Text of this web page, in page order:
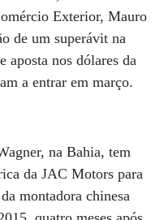
Exterior, Mauro
de um superávit na
aposta nos dólares da
a entrar em março.
na Bahia, tem
da JAC Motors para
montadora chinesa